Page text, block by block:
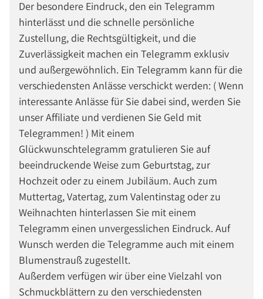
Der besondere Eindruck, den ein Telegramm
hinterlässt und die schnelle persönliche
Zustellung, die Rechtsgültigkeit, und die
Zuverlässigkeit machen ein Telegramm exklusiv
und außergewöhnlich. Ein Telegramm kann für die
verschiedensten Anlässe verschickt werden: ( Wenn
interessante Anlässe für Sie dabei sind, werden Sie
unser Affiliate und verdienen Sie Geld mit
Telegrammen! ) Mit einem
Glückwunschtelegramm gratulieren Sie auf
beeindruckende Weise zum Geburtstag, zur
Hochzeit oder zu einem Jubiläum. Auch zum
Muttertag, Vatertag, zum Valentinstag oder zu
Weihnachten hinterlassen Sie mit einem
Telegramm einen unvergesslichen Eindruck. Auf
Wunsch werden die Telegramme auch mit einem
Blumenstrauß zugestellt.
Außerdem verfügen wir über eine Vielzahl von
Schmuckblättern zu den verschiedensten